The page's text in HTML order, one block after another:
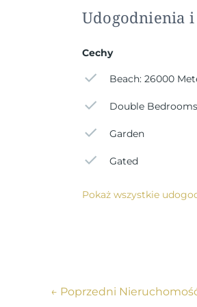
Udogodnienia
Cechy
Beach: 26000
Double
Garden
Gated
Pokaż wszystkie
← Poprzedni